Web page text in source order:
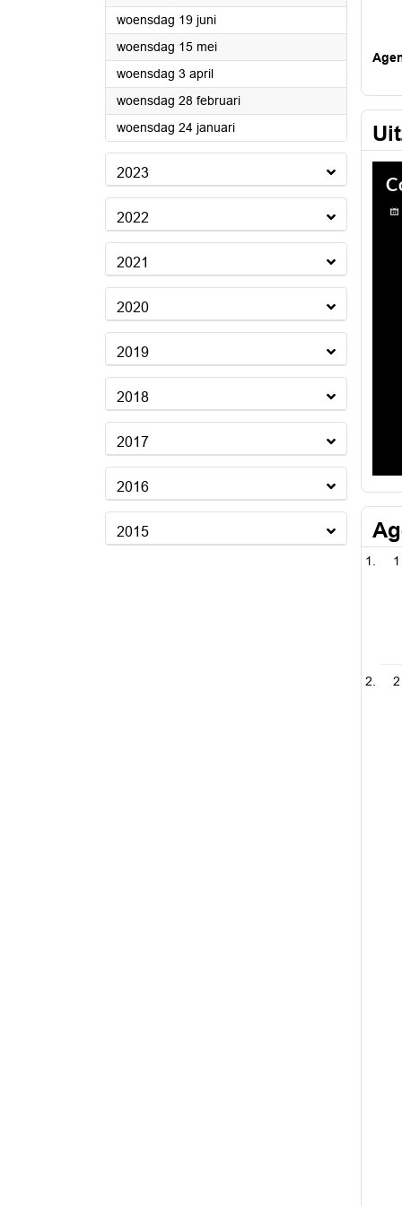
woensdag 19 juni2024
woensdag 15 mei2024
woensdag 3 april2024
woensdag 28 februari2024
woensdag 24 januari2024
2023
2022
2021
2020
2019
2018
2017
2016
2015
1
2